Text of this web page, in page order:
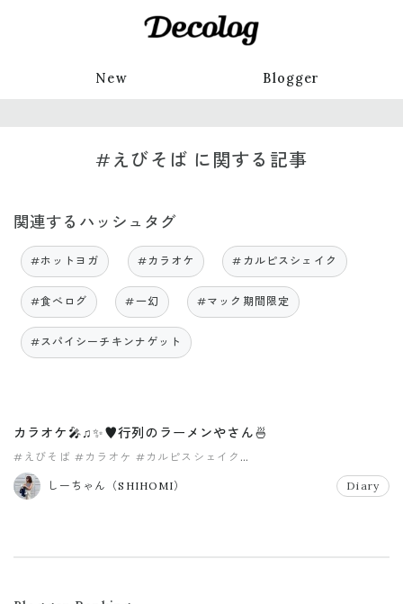
New Blogger
#えびそば に関する記事
関連するハッシュタグ
#ホットヨガ #カラオケ #カルピスシェイク
#食べログ #一幻 #マック期間限定
#スパイシーチキンナゲット
カラオケ🎤♫✨♥︎行列のラーメンやさん🍜
#えびそば #カラオケ #カルピスシェイク
#スパイシーチキンナゲット
しーちゃん（SHIHOMI）
Diary